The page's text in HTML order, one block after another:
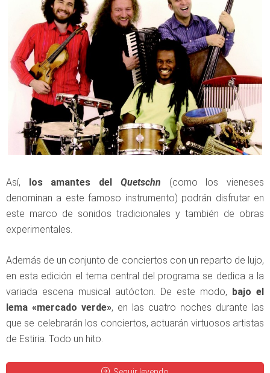
Así, los amantes del Quetschn
(como los vieneses
denominan a este famoso instrumento) podrán disfrutar en
este marco de sonidos tradicionales y también de obras
experimentales.
Además de un conjunto de conciertos con un reparto de lujo,
en esta edición el tema central del programa se dedica a la
variada escena musical autócton. De este modo, bajo el
lema «mercado verde», en las cuatro noches durante las
que se celebrarán los conciertos, actuarán virtuosos artistas
de Estiria. Todo un hito.